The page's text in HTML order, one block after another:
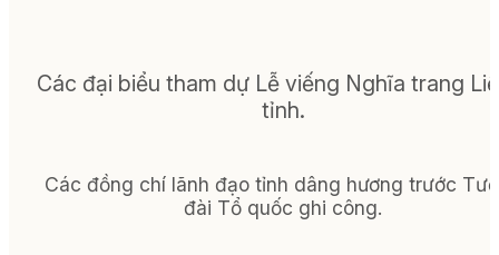
Các đại biểu tham dự Lễ viếng Nghĩa trang
tỉnh.
Các đồng chí lãnh đạo tỉnh dâng hương trước
đài Tổ quốc ghi công.